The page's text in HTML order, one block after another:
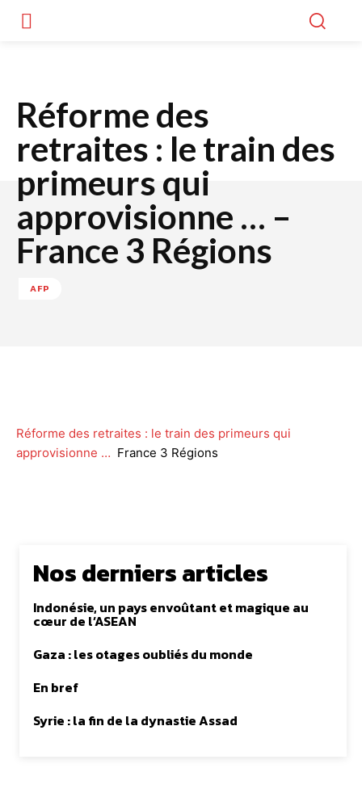
Réforme des
retraites : le train des
primeurs qui
approvisionne … –
France 3 Régions
AFP
Réforme des retraites : le train des primeurs qui
approvisionne … France 3 Régions
Nos derniers articles
Indonésie, un pays envoûtant et magique au
cœur de l’ASEAN
Gaza : les otages oubliés du monde
En bref
Syrie : la fin de la dynastie Assad